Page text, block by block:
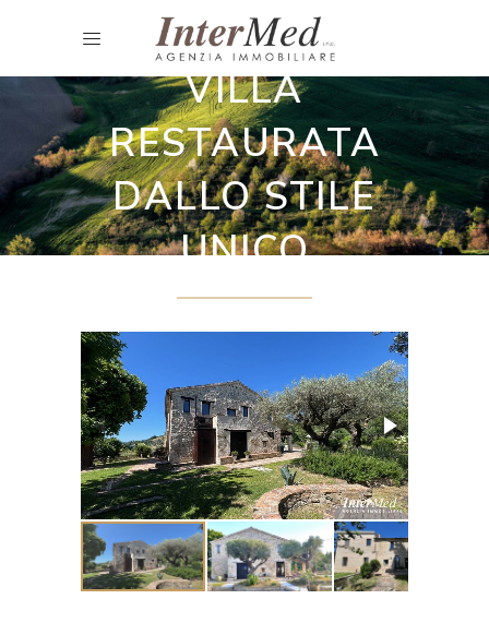
Ville
VILLA
RESTAURATA
DALLO STILE
UNICO